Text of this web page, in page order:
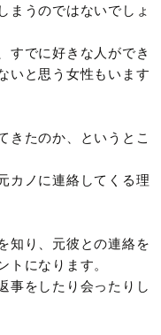
まうのではないでしょ
すでに好きな人ができ
いと思う女性もいます
きたのか、というとこ
カノに連絡してくる理
知り、元彼との連絡を
トになります。
事をしたり会ったりし